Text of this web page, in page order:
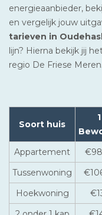
energieaanbieder,
en vergelijk jouw
tarieven in
lijn? Hierna bekijk jij
regio De Friese Meren.
Soort huis
1
Appartement
Tussenwoning
Hoekwoning